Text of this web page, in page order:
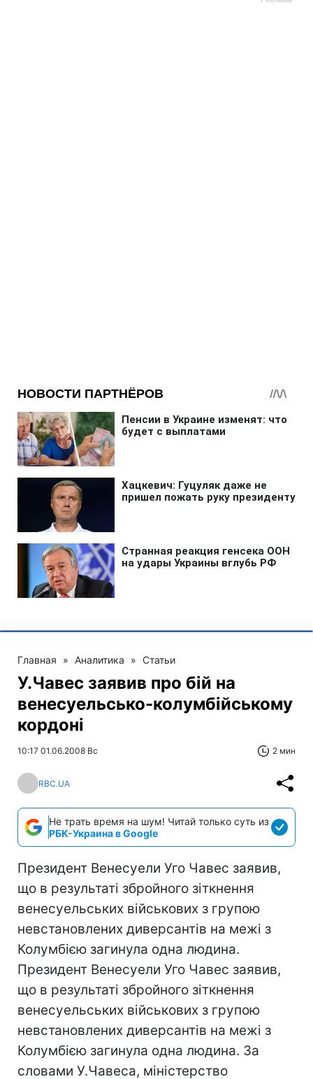
Главная » Аналитика » Статьи
У.Чавес заявив про бій на
венесуельсько-колумбійському
кордоні
10:17 01.06.2008 Вс 2 мин
RBC.UA
Не трать время на шум! Читай только суть из
РБК-Украина в Google
Президент Венесуели Уго Чавес заявив,
що в результаті збройного зіткнення
венесуельських військових з групою
невстановлених диверсантів на межі з
Колумбією загинула одна людина.
Президент Венесуели Уго Чавес заявив,
що в результаті збройного зіткнення
венесуельських військових з групою
невстановлених диверсантів на межі з
Колумбією загинула одна людина. За
словами У.Чавеса, міністерство